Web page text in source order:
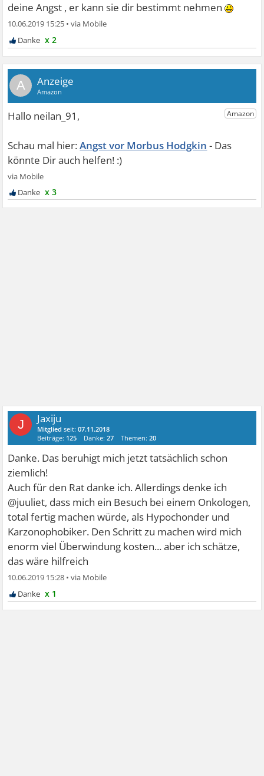
deine Angst , er kann sie dir bestimmt nehmen
10.06.2019 15:25 •
x 2
A
Angst vor Morbus Hodgkin
x 3
J Jaxiju
Mitglied seit:07.11.2018
Beiträge: 125 Danke:27 Themen:20
Danke. Das beruhigt mich jetzt tatsächlich schon
ziemlich!
Auch für den Rat danke ich. Allerdings denke ich
@juuliet, dass mich ein Besuch bei einem Onkologen,
total fertig machen würde, als Hypochonder und
Karzonophobiker. Den Schritt zu machen wird mich
enorm viel Überwindung kosten... aber ich schätze,
das wäre hilfreich
10.06.2019 15:28 •
x 1